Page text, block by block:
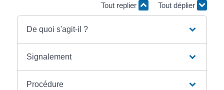
Tout replier Tout déplier
De quoi s'agit-il ?
Signalement
Procédure